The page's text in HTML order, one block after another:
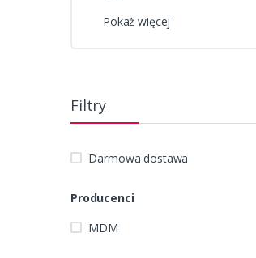
Pokaż więcej
Filtry
Darmowa dostawa
Producenci
MDM